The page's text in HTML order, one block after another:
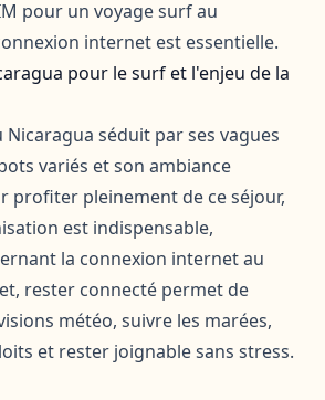
pour un voyage surf au
internet est essentielle.
pour le surf et l'enjeu de la
Nicaragua séduit par ses vagues
variés et son ambiance
profiter pleinement de ce séjour,
est indispensable,
la connexion internet au
rester connecté permet de
météo, suivre les marées,
et rester joignable sans stress.